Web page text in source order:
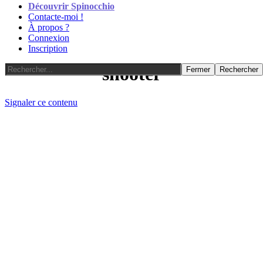
Découvrir Spinocchio
Contacte-moi !
À propos ?
Connexion
Inscription
Fermer Rechercher
shooter
Signaler ce contenu